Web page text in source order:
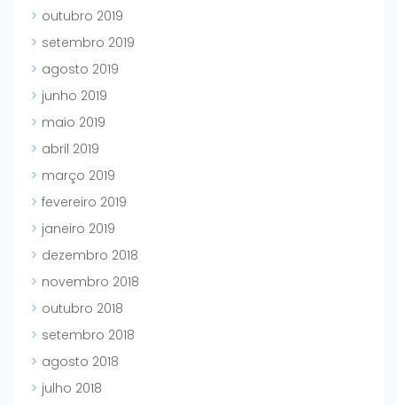
outubro 2019
setembro 2019
agosto 2019
junho 2019
maio 2019
abril 2019
março 2019
fevereiro 2019
janeiro 2019
dezembro 2018
novembro 2018
outubro 2018
setembro 2018
agosto 2018
julho 2018